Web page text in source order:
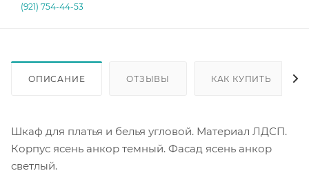
(921) 754-44-53
ОПИСАНИЕ ОТЗЫВЫ КАК КУПИТЬ
Шкаф для платья и белья угловой. Материал ЛДСП.
Корпус ясень анкор темный. Фасад ясень анкор
светлый.